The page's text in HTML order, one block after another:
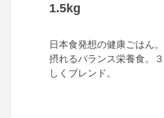
1.5kg
日本食発想の健康ごはん
摂れるバランス栄養食。
しくブレンド。